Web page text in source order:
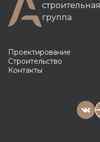
строительная
группа
Проектирование
Строительство
Контакты